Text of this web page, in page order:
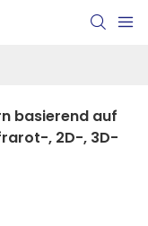
basierend auf
, 2D-, 3D-